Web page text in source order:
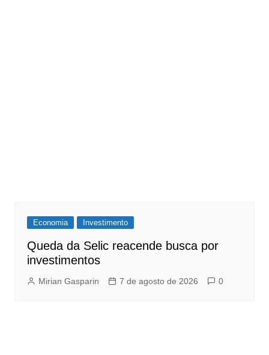
Economia Investimento
Queda da Selic reacende busca por
investimentos
Mirian Gasparin 7 de agosto de 2026 0